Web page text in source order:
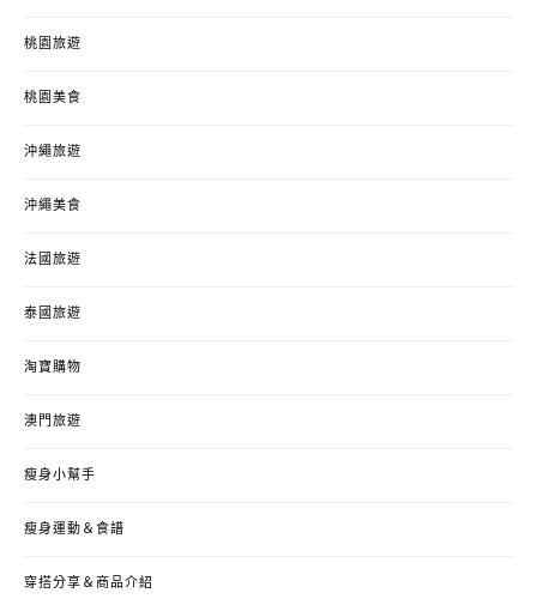
桃園旅遊
桃園美食
沖繩旅遊
沖繩美食
法國旅遊
泰國旅遊
淘寶購物
澳門旅遊
瘦身小幫手
瘦身運動＆食譜
穿搭分享＆商品介紹